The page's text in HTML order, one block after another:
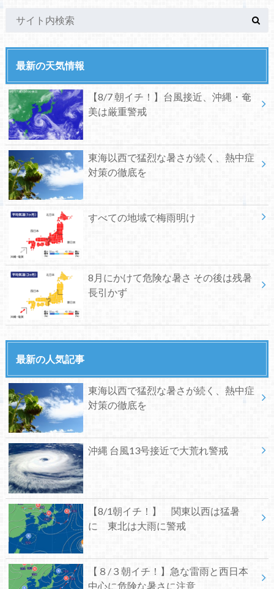
最新の天気情報
【8/7 朝イチ！】台風接近、沖縄・奄
美は厳重警戒
東海以西で猛烈な暑さが続く、熱中症
対策の徹底を
すべての地域で梅雨明け
8月にかけて危険な暑さ その後は残暑
長引かず
最新の人気記事
東海以西で猛烈な暑さが続く、熱中症
対策の徹底を
沖縄 台風13号接近で大荒れ警戒
【8/1朝イチ！】 関東以西は猛暑
に 東北は大雨に警戒
【８/３朝イチ！】急な雷雨と西日本
中心に危険な暑さに注意